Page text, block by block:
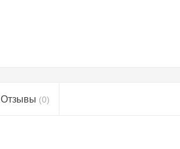
Отзывы (0)